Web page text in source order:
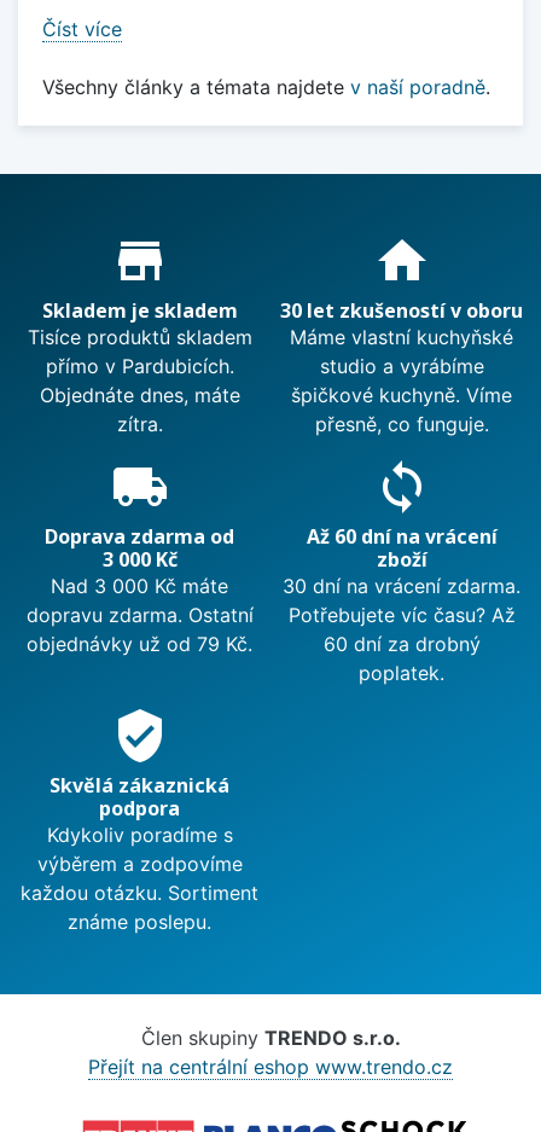
Číst více
Všechny články a témata najdete v naší poradně.
Proč nakupovat u nás?
store_mall_directory
Skladem je skladem
Tisíce produktů skladem
přímo v Pardubicích.
Objednáte dnes, máte
zítra.
home
30 let zkušeností v oboru
Máme vlastní kuchyňské
studio a vyrábíme
špičkové kuchyně. Víme
přesně, co funguje.
local_shipping
Doprava zdarma od
3 000 Kč
Nad 3 000 Kč máte
dopravu zdarma. Ostatní
objednávky už od 79 Kč.
sync
Až 60 dní na vrácení
zboží
30 dní na vrácení zdarma.
Potřebujete víc času? Až
60 dní za drobný
poplatek.
verified_user
Skvělá zákaznická
podpora
Kdykoliv poradíme s
výběrem a zodpovíme
každou otázku. Sortiment
známe poslepu.
Člen skupiny TRENDO s.r.o.
Přejít na centrální eshop www.trendo.cz